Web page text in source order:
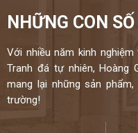
NHỮNG CON
Với nhiều năm kinh
Tranh đá tự nhiên, Hoàng
mang lại những sản
trường!